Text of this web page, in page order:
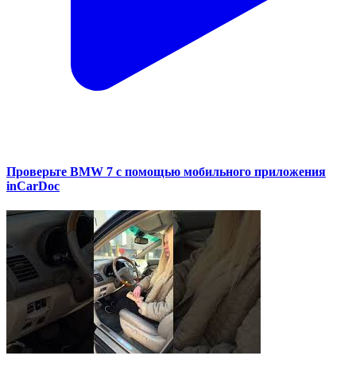
Проверьте BMW 7 с помощью мобильного приложения
inCarDoc